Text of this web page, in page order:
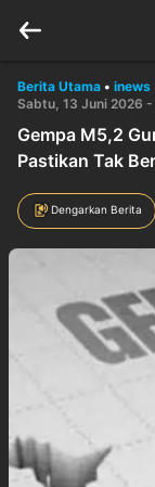
Berita Utama • inews
Sabtu, 13 Juni 2026 -
Gempa M5,2
Pastikan Tak
Dengarkan Berita